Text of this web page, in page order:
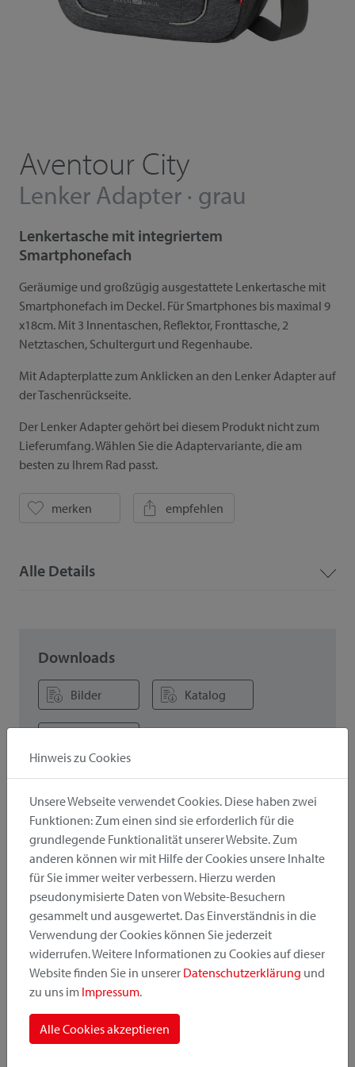
Downloads
Bilder Katalog
! Wichtig
Bei der Kombination von Zubehör und Adapter ist die
geringere Belastbarkeit / Zuladung relevant.
Aventour City
Lenker Adapter · grau
Lenkertasche mit integriertem
Smartphonefach
Geräumige und großzügig ausgestattete Lenkertasche mit
Smartphonefach im Deckel. Für Smartphones bis maximal 9
x18cm. Mit 3 Innentaschen, Reflektor, Fronttasche, 2
Netztaschen, Schultergurt und Regenhaube.
Mit Adapterplatte zum Anklicken an den Lenker Adapter auf
der Taschenrückseite.
Der Lenker Adapter gehört bei diesem Produkt nicht zum
Lieferumfang. Wählen Sie die Adaptervariante, die am
besten zu Ihrem Rad passt.
merken empfehlen
Alle Details
Auch Interessant
Adaptervarianten
Hinweis zu Cookies
Unsere Webseite verwendet Cookies. Diese haben zwei
Funktionen: Zum einen sind sie erforderlich für die
grundlegende Funktionalität unserer Website. Zum
anderen können wir mit Hilfe der Cookies unsere Inhalte
für Sie immer weiter verbessern. Hierzu werden
pseudonymisierte Daten von Website-Besuchern
gesammelt und ausgewertet. Das Einverständnis in die
Verwendung der Cookies können Sie jederzeit
widerrufen. Weitere Informationen zu Cookies auf dieser
Website finden Sie in unserer Datenschutzerklärung und
zu uns im Impressum.
Alle Cookies akzeptieren